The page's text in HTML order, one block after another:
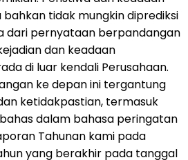
tidak mungkin diprediksi
dari pernyataan berpandangan
dan keadaan
di luar kendali Perusahaan.
ke depan ini tergantung
ketidakpastian, termasuk
dalam bahasa peringatan
Tahunan kami pada
yang berakhir pada tanggal